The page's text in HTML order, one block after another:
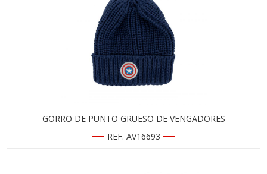
GORRO DE PUNTO GRUESO DE VENGADORES
REF. AV16693